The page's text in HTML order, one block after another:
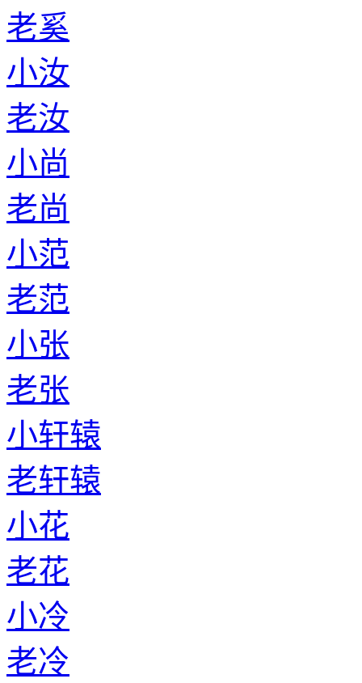
老奚
小汝
老汝
小尚
老尚
小范
老范
小张
老张
小轩辕
老轩辕
小花
老花
小冷
老冷